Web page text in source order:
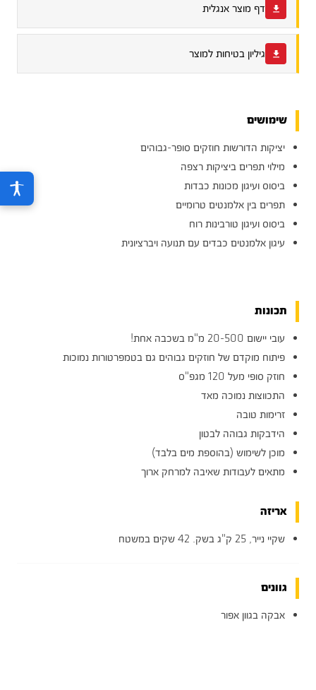
דף מוצר אנגלית
גיליון בטיחות למוצר
שימושים
יציקות הדורשות חוזקים סופר-גבוהים
מילוי תפרים ביציקות רצפה
ביסוס ועיגון מכונות כבדות
תפרים בין אלמנטים טרומיים
ביסוס ועיגון טורבינות רוח
עיגון אלמנטים כבדים עם תנועה ויברציונית
תכונות
עובי יישום 20-500 מ"מ בשכבה אחת!
פיתוח מוקדם של חוזקים גבוהים גם בטמפרטורות נמוכות
חוזק סופי מעל 120 מגפ"ס
התכווצות נמוכה מאד
זרימות טובה
הידבקות גבוהה לבטון
מוכן לשימוש (בהוספת מים בלבד)
מתאים לעבודות שאיבה למרחק ארוך
אריזה
שקיי נייר, 25 ק"ג בשק. 42 שקים במשטח
גוונים
אבקה בגוון אפור